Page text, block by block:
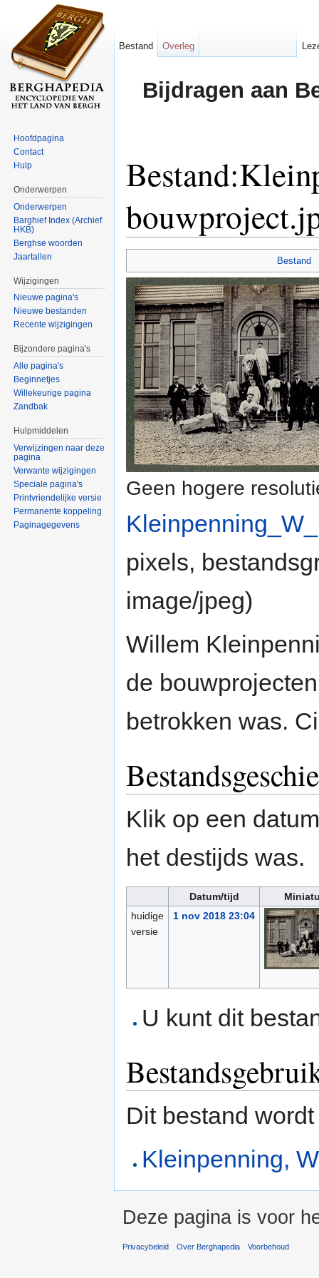
Bijdragen aan
Bestand
Geen hogere
pixels,
image/jpeg)
Willem
de
betrokken was.
Klik op een
het destijds was.
Datum/tijd
huidige
versie
1 nov 2018 23:04
U kunt dit
Dit bestand
Kleinpenning,
Bestand Overleg
Hoofdpagina
Contact
Hulp
Onderwerpen
Onderwerpen
Barghief Index (Archief
HKB)
Berghse woorden
Jaartallen
Wijzigingen
Nieuwe pagina's
Nieuwe bestanden
Recente wijzigingen
Bijzondere pagina's
Alle pagina's
Beginnetjes
Willekeurige pagina
Zandbak
Hulpmiddelen
Verwijzingen naar deze
pagina
Verwante wijzigingen
Speciale pagina's
Printvriendelijke versie
Permanente koppeling
Paginagegevens
Deze pagina is voor
Privacybeleid Over Berghapedia Voorbehoud